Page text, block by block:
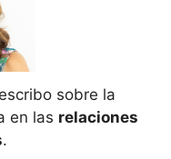
sobre la
en las relaciones
.